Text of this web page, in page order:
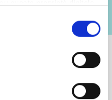
consenso in qualsiasi
sui cookie o facendo clic
sulla tua posizione